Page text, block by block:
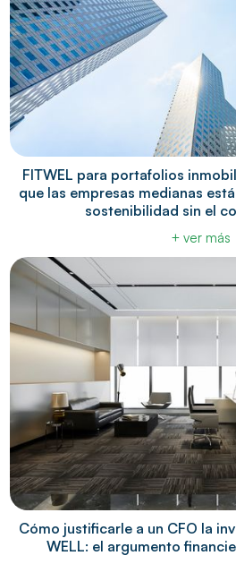
FITWEL para portafolios
que las empresas medianas
sostenibilidad sin el
+ ver más
Cómo justificarle a un CFO la
WELL: el argumento